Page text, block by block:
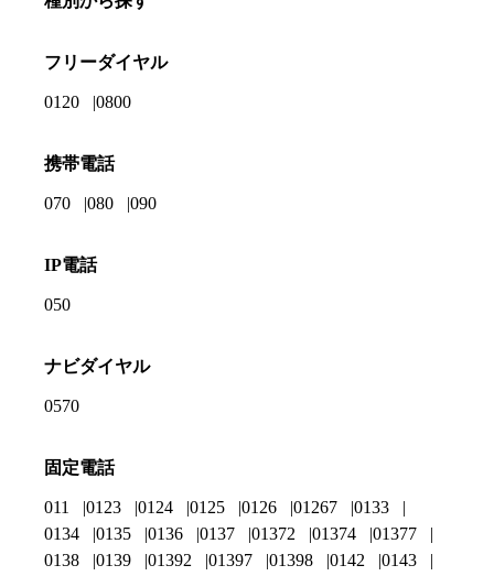
フリーダイヤル
0120 0800
携帯電話
070 080 090
IP電話
050
ナビダイヤル
0570
固定電話
011 0123 0124 0125 0126 01267
0133
0134
0135 0136 0137 01372 01374
01377
0138
0139 01392 01397 01398 0142
0143